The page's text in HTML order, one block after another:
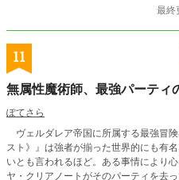
である第一王子す最終
11
無属性魔術師、最強パーティ
ぽてさら
ヴェルダレア帝国に所属する最強冒
スト》』は強者が揃った世界的にも有
いとも言われるほど。ある事情により
ヤ・クリアノートがそのパーティを去